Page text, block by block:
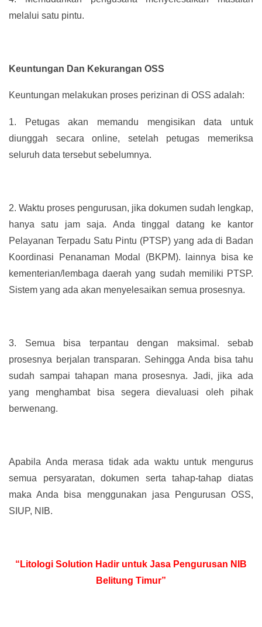
melalui satu pintu.
Keuntungan Dan Kekurangan OSS
Keuntungan melakukan proses perizinan di OSS adalah:
1.
Petugas akan memandu mengisikan data untuk
diunggah secara online, setelah petugas memeriksa
seluruh data tersebut sebelumnya.
2. Waktu proses pengurusan, jika dokumen sudah lengkap,
hanya satu jam saja. Anda tinggal datang ke kantor
Pelayanan Terpadu Satu Pintu (PTSP) yang ada di Badan
Koordinasi Penanaman Modal (BKPM). lainnya bisa ke
kementerian/lembaga daerah yang sudah memiliki PTSP.
Sistem yang ada akan menyelesaikan semua prosesnya.
3.
Semua bisa terpantau dengan maksimal. sebab
prosesnya berjalan transparan. Sehingga Anda bisa tahu
sudah sampai tahapan mana prosesnya. Jadi, jika ada
yang menghambat bisa segera dievaluasi oleh pihak
berwenang.
Apabila Anda merasa tidak ada waktu untuk mengurus
semua persyaratan, dokumen serta tahap-tahap diatas
maka Anda bisa menggunakan jasa Pengurusan OSS,
SIUP, NIB.
“Litologi Solution Hadir untuk Jasa Pengurusan NIB
Belitung Timur”